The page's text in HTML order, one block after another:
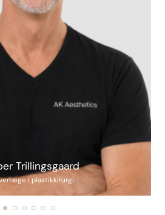
Trillingsgaard
i plastikkirurgi